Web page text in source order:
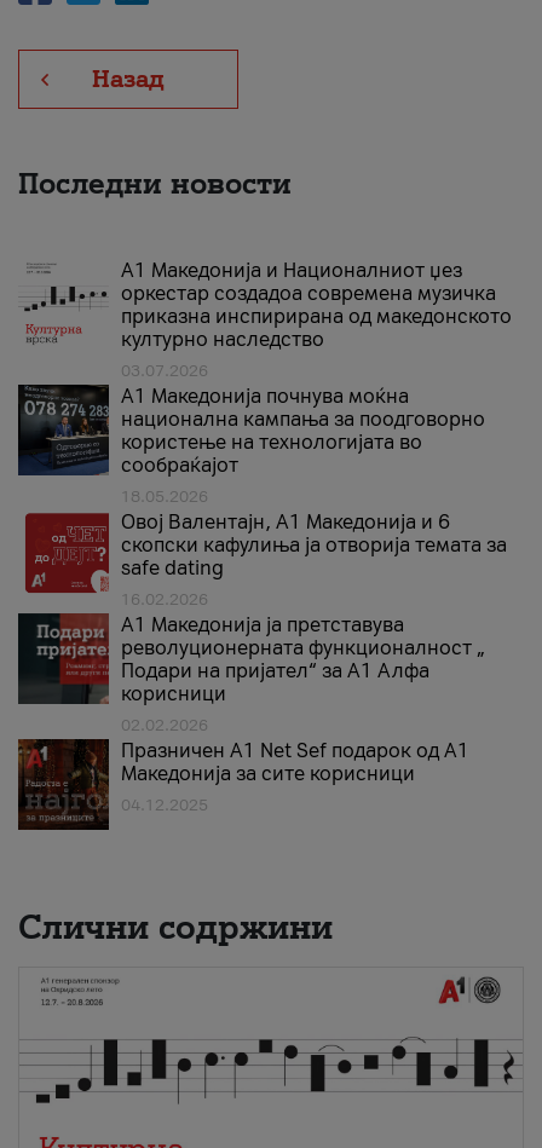
Назад
Последни новости
А1 Македонија и Националниот џез
оркестар создадоа современа музичка
приказна инспирирана од македонското
културно наследство
03.07.2026
A1 Македонија почнува моќна
национална кампања за поодговорно
користење на технологијата во
сообраќајот
18.05.2026
Овој Валентајн, A1 Македонија и 6
скопски кафулиња ја отворија темата за
safe dating
16.02.2026
А1 Македонија ја претставува
револуционерната функционалност „
Подари на пријател“ за А1 Алфа
корисници
02.02.2026
Празничен A1 Net Sеf подарок од А1
Македонија за сите корисници
04.12.2025
Слични содржини